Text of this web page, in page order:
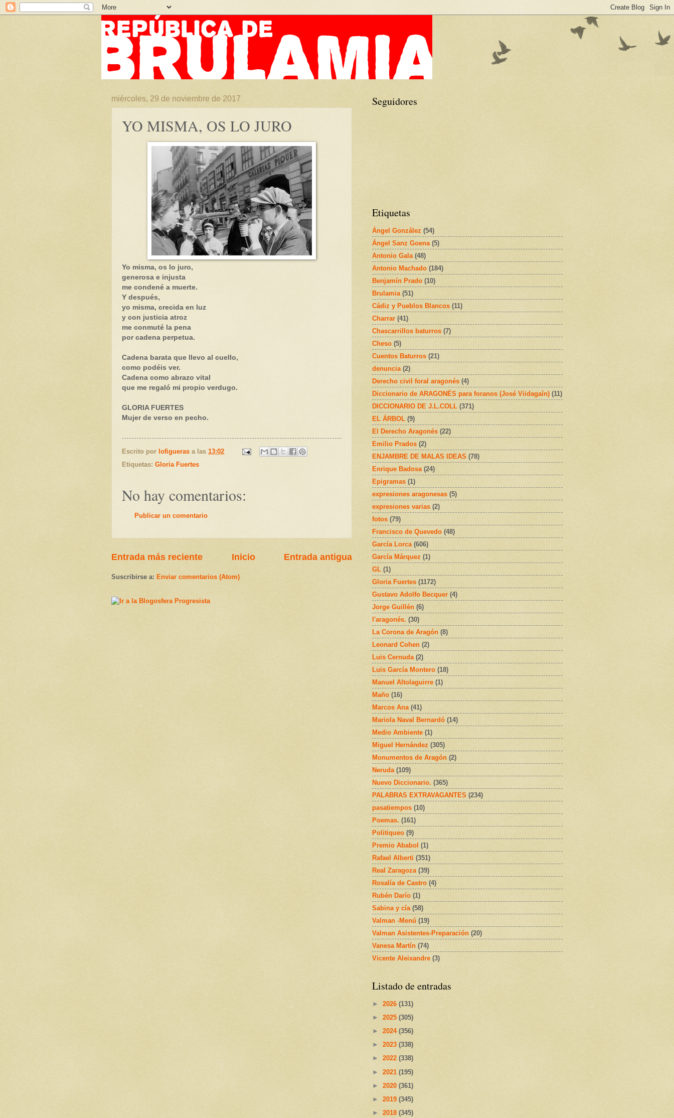
miércoles, 29 de noviembre de 2017
YO MISMA, OS LO JURO
Yo misma, os lo juro,
generosa e injusta
me condené a muerte.
Y después,
yo misma, crecida en luz
y con justicia atroz
me conmuté la pena
por cadena perpetua.
Cadena barata que llevo al cuello,
como podéis ver.
Cadena como abrazo vital
que me regaló mi propio verdugo.
GLORIA FUERTES
Mujer de verso en pecho.
Escrito por lofigueras a las 13:02
Etiquetas: Gloria Fuertes
No hay comentarios:
Publicar un comentario
Entrada más reciente Entrada antigua
Inicio
Suscribirse a: Enviar comentarios (Atom)
Seguidores
Etiquetas
Ángel González (54)
Ángel Sanz Goena (5)
Antonio Gala (48)
Antonio Machado (184)
Benjamín Prado (10)
Brulamia (51)
Cádiz y Pueblos Blancos (11)
Charrar (41)
Chascarrillos baturros (7)
Cheso (5)
Cuentos Baturros (21)
denuncia (2)
Derecho civil foral aragonés (4)
Diccionario de ARAGONÉS para foranos (José Viidagaín) (11)
DICCIONARIO DE J.L.COLL (371)
EL ÁRBOL (9)
El Derecho Aragonés (22)
Emilio Prados (2)
ENJAMBRE DE MALAS IDEAS (78)
Enrique Badosa (24)
Epigramas (1)
expresiones aragonesas (5)
expresiones varias (2)
fotos (79)
Francisco de Quevedo (48)
García Lorca (606)
García Márquez (1)
GL (1)
Gloria Fuertes (1172)
Gustavo Adolfo Becquer (4)
Jorge Guillén (6)
l'aragonés. (30)
La Corona de Aragón (8)
Leonard Cohen (2)
Luis Cernuda (2)
Luis García Montero (18)
Manuel Altolaguirre (1)
Maño (16)
Marcos Ana (41)
Mariola Naval Bernardó (14)
Medio Ambiente (1)
Miguel Hernández (305)
Monumentos de Aragón (2)
Neruda (109)
Nuevo Diccionario. (365)
PALABRAS EXTRAVAGANTES (234)
pasatiempos (10)
Poemas. (161)
Politiqueo (9)
Premio Ababol (1)
Rafael Alberti (351)
Real Zaragoza (39)
Rosalía de Castro (4)
Rubén Darío (1)
Sabina y cía (58)
Valman -Menú (19)
Valman Asistentes-Preparación (20)
Vanesa Martín (74)
Vicente Aleixandre (3)
Listado de entradas
► 2026 (131)
► 2025 (305)
► 2024 (356)
► 2023 (338)
► 2022 (338)
► 2021 (195)
► 2020 (361)
► 2019 (345)
► 2018 (345)